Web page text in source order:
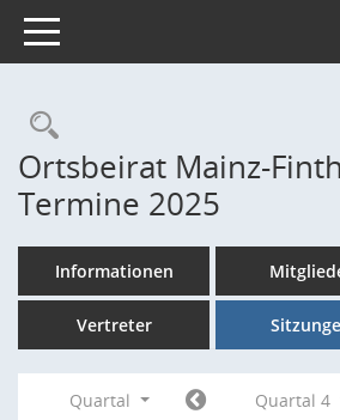
Toggle navigation
Rechercheauswahl
Ortsbeirat Mainz-
Termine 2025
Informationen
Vertreter
Quartal Quartal 4